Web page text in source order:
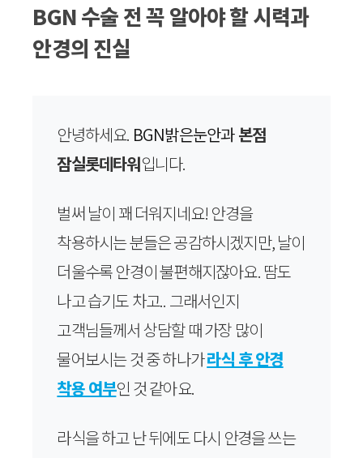
BGN 수술 전 꼭 알아야 할 시력과
안경의 진실
안녕하세요. BGN밝은눈안과본점
잠실롯데타워입니다.
벌써 날이 꽤 더워지네요! 안경을
착용하시는 분들은 공감하시겠지만, 날이
더울수록 안경이 불편해지잖아요. 땀도
나고 습기도 차고.. 그래서인지
고객님들께서 상담할 때 가장 많이
물어보시는 것 중 하나가라식 후 안경
착용 여부인 것 같아요.
라식을 하고 난 뒤에도 다시 안경을 쓰는